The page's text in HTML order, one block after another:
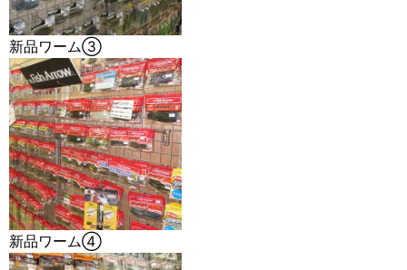
新品ワーム③
新品ワーム④